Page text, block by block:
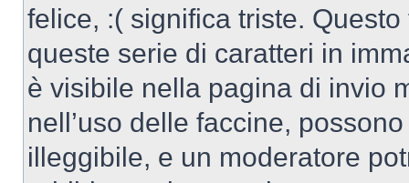
felice, :( significa triste.
queste serie di caratteri in
è visibile nella pagina di invio
nell’uso delle faccine,
illeggibile, e un moderatore